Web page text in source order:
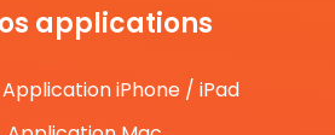
applications
iPhone / iPad